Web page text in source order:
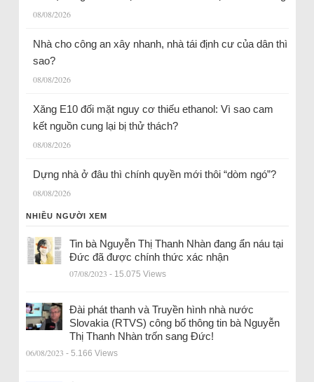
08/08/2026
Nhà cho công an xây nhanh, nhà tái định cư của dân thì
sao?
08/08/2026
Xăng E10 đối mặt nguy cơ thiếu ethanol: Vì sao cam
kết nguồn cung lại bị thử thách?
08/08/2026
Dựng nhà ở đâu thì chính quyền mới thôi “dòm ngó”?
08/08/2026
NHIỀU NGƯỜI XEM
Tin bà Nguyễn Thị Thanh Nhàn đang ẩn náu tại
Đức đã được chính thức xác nhận
07/08/2023 - 15.075 Views
Đài phát thanh và Truyền hình nhà nước
Slovakia (RTVS) công bố thông tin bà Nguyễn
Thị Thanh Nhàn trốn sang Đức!
06/08/2023 - 5.166 Views